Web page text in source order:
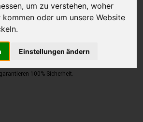
um zu verstehen, woher
kommen oder um unsere Website
Einstellungen ändern
BEWERTUNG
für den Ankauf Ihres Autos inklusive der
100% Sicherheit.